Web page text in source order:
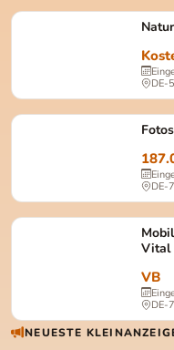
DE-
DE-
Vital
VB
DE-
NEUESTE